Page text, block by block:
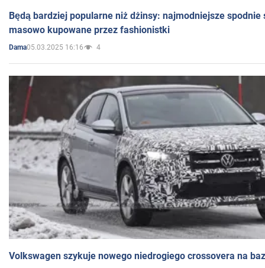
Będą bardziej popularne niż dżinsy: najmodniejsze spodnie
masowo kupowane przez fashionistki
Dama05.03.2025 16:16 4
Volkswagen szykuje nowego niedrogiego crossovera na